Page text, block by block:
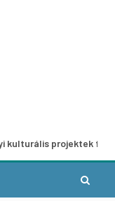
projektek fejlesztésére